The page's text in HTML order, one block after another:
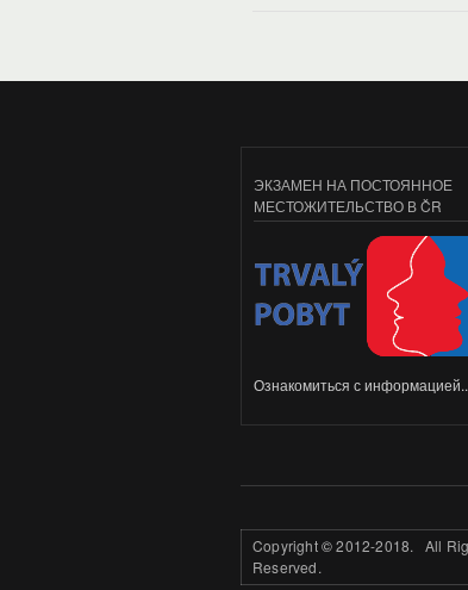
ЭКЗАМЕН НА ПОСТОЯННОЕ
МЕСТОЖИТЕЛЬСТВО В ČR
Ознакомиться с
Copyright©2012-2018. All
Reserved.